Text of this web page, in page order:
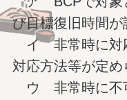
び目標復旧時間
イ 非常時に対
対応方法等が定め
ウ 非常時に不